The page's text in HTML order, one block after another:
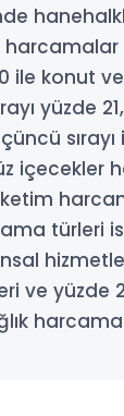
ile konut
yüzde
sırayı
içecekler
türleri
ve yüzde